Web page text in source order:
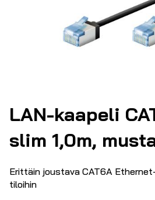
LAN-kaapeli
slim 1,0m,
Erittäin joustava CAT6A
tiloihin